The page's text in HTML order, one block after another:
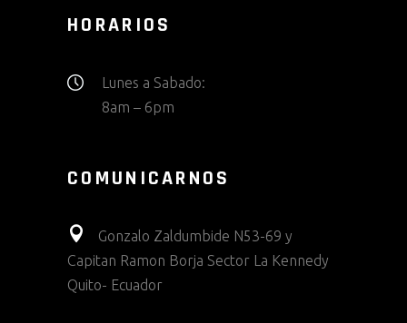
HORARIOS
Lunes a Sabado:
8am – 6pm
COMUNICARNOS
Gonzalo Zaldumbide N53-69 y
Capitan Ramon Borja Sector La Kennedy
Quito- Ecuador